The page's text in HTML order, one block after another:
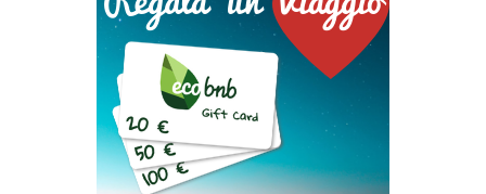
movimento green […]